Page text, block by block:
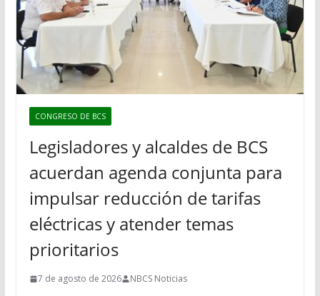
CONGRESO DE BCS
Legisladores y alcaldes de BCS
acuerdan agenda conjunta para
impulsar reducción de tarifas
eléctricas y atender temas
prioritarios
7 de agosto de 2026 NBCS Noticias